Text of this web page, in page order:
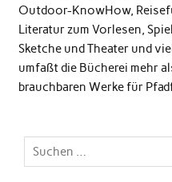
Outdoor-KnowHow,
Literatur zum Vorlesen,
Sketche und Theater und
umfaßt die Bücherei mehr
brauchbaren Werke für